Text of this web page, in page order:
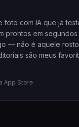
foto com IA que já
prontos em
— não é aquele
são meus
App Store